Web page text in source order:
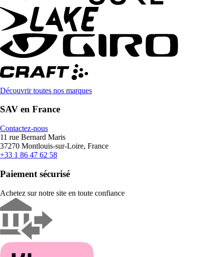
Découvrir toutes nos marques
SAV en France
Contactez-nous
11 rue Bernard Maris
37270 Montlouis-sur-Loire, France
+33 1 86 47 62 58
Paiement sécurisé
Achetez sur notre site en toute confiance